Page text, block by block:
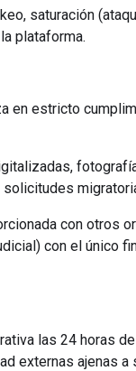
saturación
plataforma.
estricto
con otros
con el único
las 24 horas
externas ajenas a